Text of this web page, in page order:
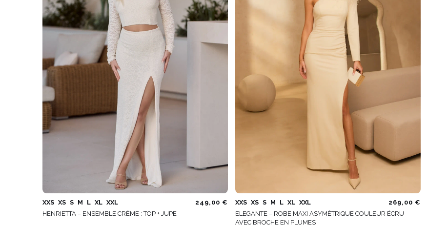
ÉTÉ
PRINTEMPS
AUTOMNE
HIVER
AVEC DES MANCHES
LONGUES
COURTES
SANS BRETELLES
POPULAIRES
POUR LE MARIAGE
NOUVEAUTÉS
DÉCOUVREZ LES
NOUVEAUTÉS
XXS XS S M L XL XXL
249,00 €
HENRIETTA – ENSEMBLE CRÈME : TOP + JUPE
XXS XS S M L XL XXL
269,00 €
ELEGANTE – ROBE MAXI ASYMÉTRIQUE COULEUR ÉCRU
AVEC BROCHE EN PLUMES